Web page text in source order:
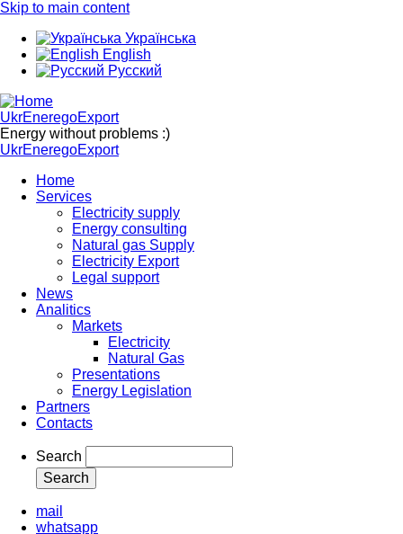
Skip to main content
Українська
English
Русский
UkrEneregoExport
Energy without problems :)
UkrEneregoExport
Home
Services
Electricity supply
Energy consulting
Natural gas Supply
Electricity Export
Legal support
News
Analitics
Markets
Electricity
Natural Gas
Presentations
Energy Legislation
Partners
Contacts
Search
mail
whatsapp